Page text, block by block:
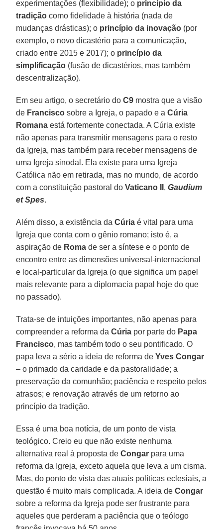
experimentações (flexibilidade); o princípio da
tradição como fidelidade à história (nada de
mudanças drásticas); o princípio da inovação (por
exemplo, o novo dicastério para a comunicação,
criado entre 2015 e 2017); o princípio da
simplificação (fusão de dicastérios, mas também
descentralização).
Em seu artigo, o secretário doC9 mostra que a visão
de Francisco sobre a Igreja, o papado e aCúria
Romana está fortemente conectada. A Cúria existe
não apenas para transmitir mensagens para o resto
da Igreja, mas também para receber mensagens de
uma Igreja sinodal. Ela existe para uma Igreja
Católica não em retirada, mas no mundo, de acordo
com a constituição pastoral doVaticano II ,Gaudium
et Spes.
Além disso, a existência daCúria é vital para uma
Igreja que conta com o gênio romano; isto é, a
aspiração de Roma de ser a síntese e o ponto de
encontro entre as dimensões universal-internacional
e local-particular da Igreja (o que significa um papel
mais relevante para a diplomacia papal hoje do que
no passado).
Trata-se de intuições importantes, não apenas para
compreender a reforma daCúria por parte do Papa
Francisco, mas também todo o seu pontificado. O
papa leva a sério a ideia de reforma deYves Congar
– o primado da caridade e da pastoralidade; a
preservação da comunhão; paciência e respeito pelos
atrasos; e renovação através de um retorno ao
princípio da tradição.
Essa é uma boa notícia, de um ponto de vista
teológico. Creio eu que não existe nenhuma
alternativa real à proposta deCongar para uma
reforma da Igreja, exceto aquela que leva a um cisma.
Mas, do ponto de vista das atuais políticas eclesiais, a
questão é muito mais complicada. A ideia deCongar
sobre a reforma da Igreja pode ser frustrante para
aqueles que perderam a paciência que o teólogo